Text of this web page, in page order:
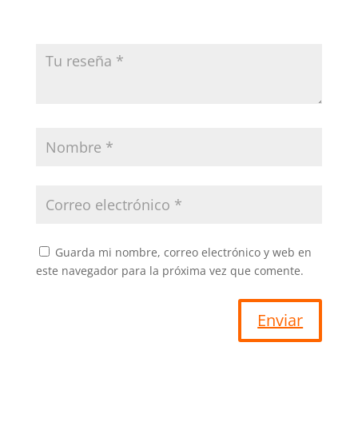
Guarda mi nombre, correo electrónico y web en
este navegador para la próxima vez que comente.
Enviar